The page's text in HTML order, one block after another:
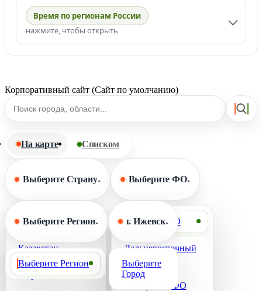
Время по регионам России
нажмите, чтобы открыть
Корпоративный сайт (Сайт по умолчанию)
На карте Списком
Выберите Страну
Выберите Страну
Казахстан
Кыргызстан
Выберите ФО
Выберите ФО
Дальневосточный
ФО
Сибирский ФО
Выберите Регион
Выберите Регион
г. Ижевск
Выберите
Город
загрузка карты...